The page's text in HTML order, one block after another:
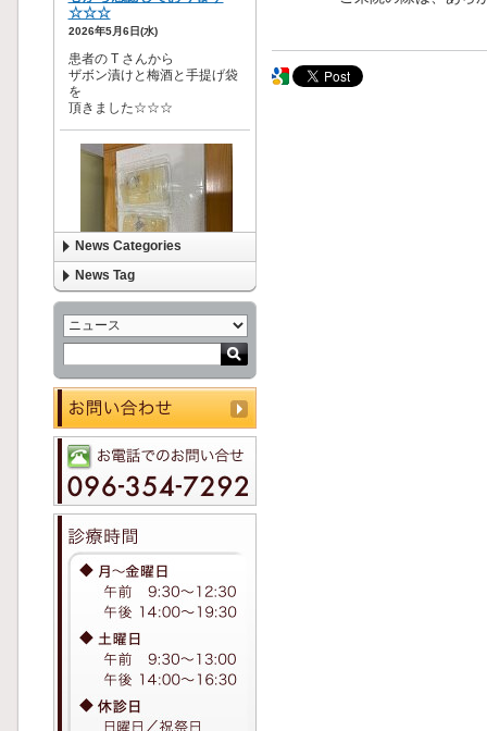
News Categories
News Tag